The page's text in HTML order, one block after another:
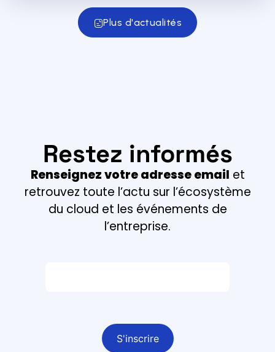
Plus d'actualités
Restez informés
Renseignez votre adresse email et
retrouvez toute l’actu sur l’écosystème
du cloud et les événements de
l’entreprise.